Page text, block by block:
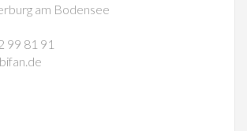
am Bodensee
99 81 91